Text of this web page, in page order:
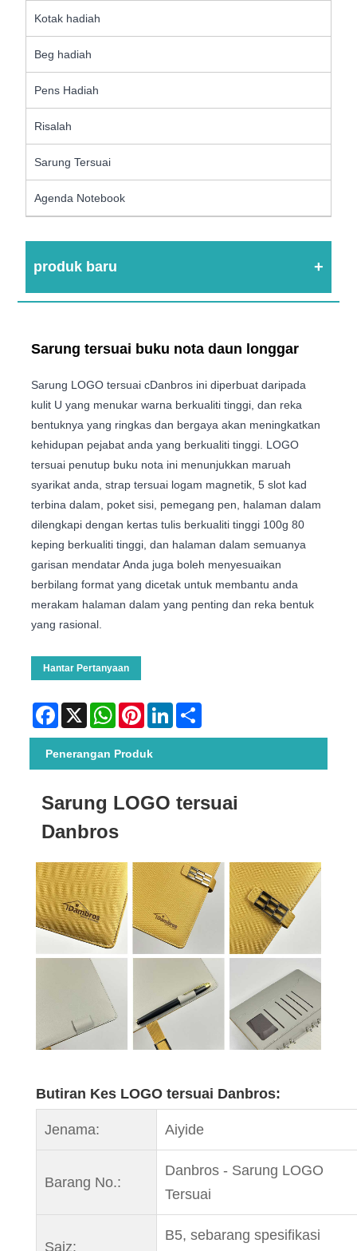
Kotak hadiah
Beg hadiah
Pens Hadiah
Risalah
Sarung Tersuai
Agenda Notebook
produk baru
Sarung tersuai buku nota daun longgar
Sarung LOGO tersuai cDanbros ini diperbuat daripada
kulit U yang menukar warna berkualiti tinggi, dan reka
bentuknya yang ringkas dan bergaya akan meningkatkan
kehidupan pejabat anda yang berkualiti tinggi. LOGO
tersuai penutup buku nota ini menunjukkan maruah
syarikat anda, strap tersuai logam magnetik, 5 slot kad
terbina dalam, poket sisi, pemegang pen, halaman dalam
dilengkapi dengan kertas tulis berkualiti tinggi 100g 80
keping berkualiti tinggi, dan halaman dalam semuanya
garisan mendatar Anda juga boleh menyesuaikan
berbilang format yang dicetak untuk membantu anda
merakam halaman dalam yang penting dan reka bentuk
yang rasional.
Hantar Pertanyaan
Facebook
X WhatsAppPinterestLinkedIn
Penerangan Produk
Sarung LOGO tersuai
Danbros
Butiran Kes LOGO tersuai Danbros:
Jenama: Aiyide
Barang No.:
Danbros - Sarung LOGO
Tersuai
Saiz:
B5, sebarang spesifikasi